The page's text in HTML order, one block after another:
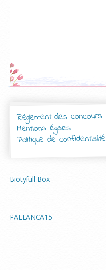
Règlement des concours
Mentions légales
Politique de confidentialité
Biotyfull Box
PALLANCA15